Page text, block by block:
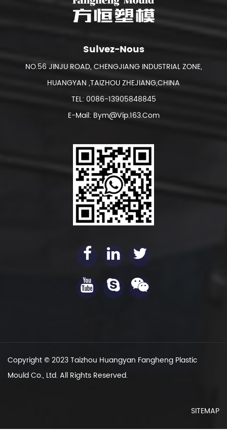
Suivez-Nous
NO.56 JINJU ROAD, CHENGJIANG INDUSTRIAL ZONE,
HUANGYAN ,TAIZHOU ZHEJIANG,CHINA
TEL: 0086-13905848845
E-Mail: Bym@vip.163.com
Copyright © 2023 Taizhou Huangyan Fangheng Plastic
Mould Co., Ltd. All Rights Reserved.
SITEMAP